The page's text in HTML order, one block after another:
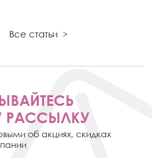
Все статьи >
РАССЫЛКУ
об акциях, скидках